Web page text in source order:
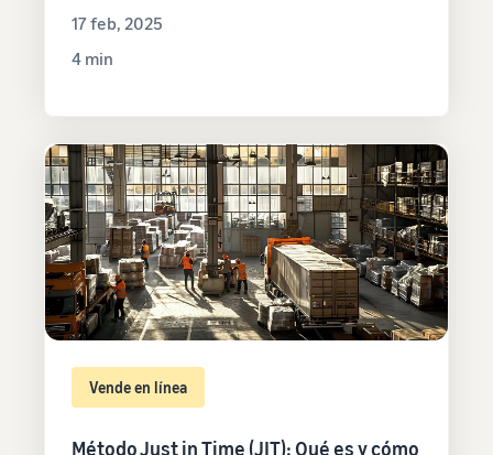
17 feb, 2025
4 min
Vende en línea
Método Just in Time (JIT): Qué es y cómo